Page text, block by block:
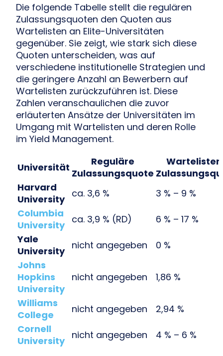
Die folgende Tabelle stellt die regulären
Zulassungsquoten den Quoten aus
Wartelisten an Elite-Universitäten
gegenüber. Sie zeigt, wie stark sich diese
Quoten unterscheiden, was auf
verschiedene institutionelle Strategien und
die geringere Anzahl an Bewerbern auf
Wartelisten zurückzuführen ist. Diese
Zahlen veranschaulichen die zuvor
erläuterten Ansätze der Universitäten im
Umgang mit Wartelisten und deren Rolle
im Yield Management.
Universität
Reguläre
Zulassungsquote
Harvard
University ca. 3,6 %
3 % – 9 %
Columbia
University ca. 3,9 % (RD)
6 % – 17 %
Yale
University nicht angegeben
0 %
Johns
Hopkins
University
nicht angegeben 1,86 %
Williams
College
nicht angegeben
2,94 %
Cornell
University nicht angegeben 4 % – 6 %